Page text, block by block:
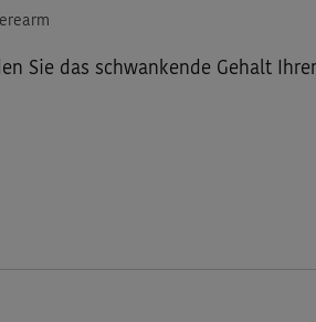
Sie das schwankende Gehalt